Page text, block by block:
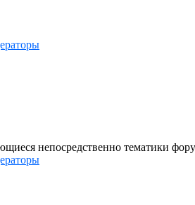
непосредственно тематики